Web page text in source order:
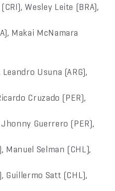
Wesley Leite (BRA),
Makai McNamara
Usuna (ARG),
Cruzado (PER),
Guerrero (PER),
Manuel Selman (CHL),
Guillermo Satt (CHL),